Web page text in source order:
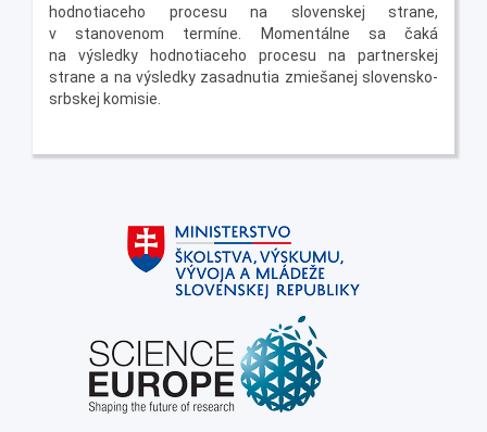
hodnotiaceho procesu na slovenskej strane,
v stanovenom termíne. Momentálne sa čaká
na výsledky hodnotiaceho procesu na partnerskej
strane a na výsledky zasadnutia zmiešanej slovensko-
srbskej komisie.